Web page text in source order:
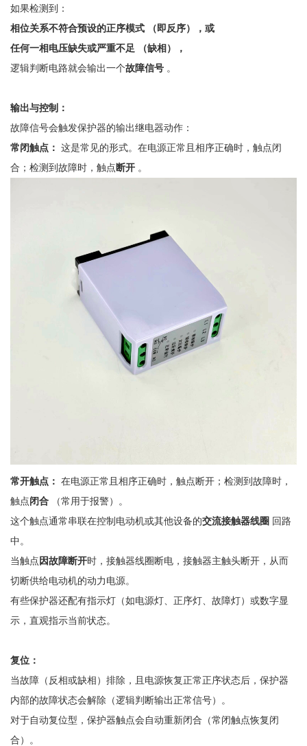
如果检测到：
相位关系不符合预设的正序模式
（即反序），或
任何一相电压缺失或严重不足
（缺相），
逻辑判断电路就会输出一个故障信号 。
输出与控制：
故障信号会触发保护器的输出继电器动作：
常闭触点： 这是常见的形式。在电源正常且相序正确时，触点闭
合；检测到故障时，触点断开 。
常开触点： 在电源正常且相序正确时，触点断开；检测到故障时，
触点闭合
（常用于报警）。
这个触点通常串联在控制电动机或其他设备的交流接触器线圈 回路
中。
当触点因故障断开时，接触器线圈断电，接触器主触头断开，从而
切断供给电动机的动力电源。
有些保护器还配有指示灯（如电源灯、正序灯、故障灯）或数字显
示，直观指示当前状态。
复位：
当故障（反相或缺相）排除，且电源恢复正常正序状态后，保护器
内部的故障状态会解除（逻辑判断输出正常信号）。
对于自动复位型，保护器触点会自动重新闭合（常闭触点恢复闭
合）。